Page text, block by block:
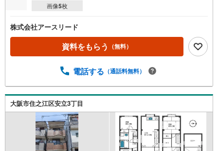
画像5枚
株式会社アースリード
資料をもらう （無料）
電話する （通話料無料）
大阪市住之江区安立3丁目